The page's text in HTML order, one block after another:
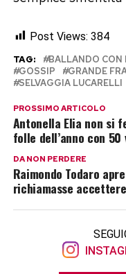
Post Views: 384
TAG: BALLANDO CON
GOSSIP
GRANDE
SELVAGGIA LUCARELLI
PROSSIMO ARTICOLO
Antonella Elia non si
folle dell’anno con
DA NON PERDERE
Raimondo Todaro
richiamasse